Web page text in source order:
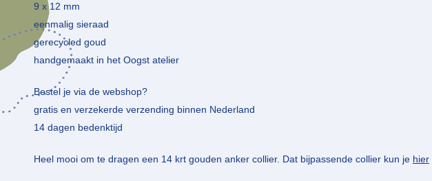
9 x 12 mm
eenmalig sieraad
gerecycled goud
handgemaakt in het Oogst atelier
Bestel je via de webshop?
gratis en verzekerde verzending binnen Nederland
14 dagen bedenktijd
Heel mooi om te dragen een 14 krt gouden anker collier. Dat bijpassende collier kun je hier